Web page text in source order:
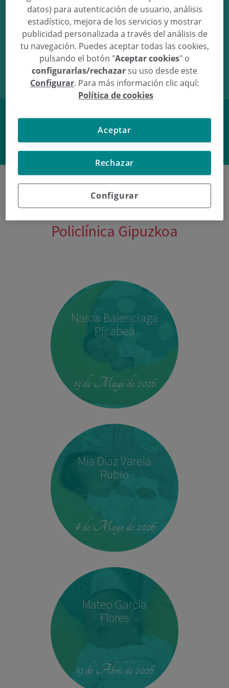
14/07/08 16:40 4.54Kg 53.5cm
Facebook
Últimos nacimientos en
Policlínica Gipuzkoa
Naroa Balenciaga
Picabea
15 de Mayo de 2026
Mía Díaz Varela
Rubio
4 de Mayo de 2026
Mateo García
Flores
19 de Abril de 2026
datos) para autenticación de usuario, análisis
estadístico, mejora de los servicios y mostrar
publicidad personalizada a través del análisis de
tu navegación. Puedes aceptar todas las cookies,
pulsando el botón "Aceptar cookies" o
configurarlas/rechazarsu uso desde este
Configurar. Para más información clic aquí:
Política de cookies
Configurar
Rechazar
Aceptar